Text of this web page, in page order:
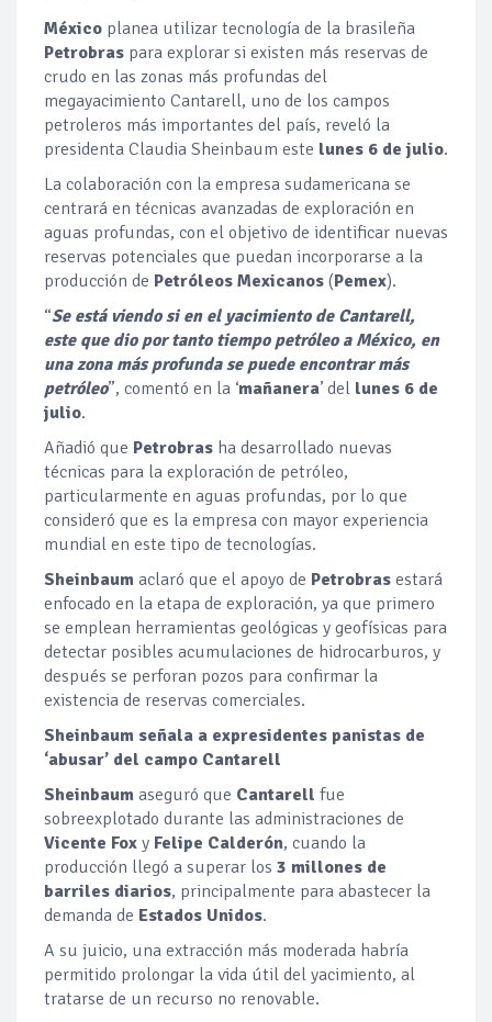
México planea utilizar tecnología de la brasileña
Petrobras para explorar si existen más reservas de
crudo en las zonas más profundas del
megayacimiento Cantarell, uno de los campos
petroleros más importantes del país, reveló la
presidenta Claudia Sheinbaum este lunes 6 de julio.
La colaboración con la empresa sudamericana se
centrará en técnicas avanzadas de exploración en
aguas profundas, con el objetivo de identificar nuevas
reservas potenciales que puedan incorporarse a la
producción de Petróleos Mexicanos (Pemex).
“Se está viendo si en el yacimiento de Cantarell,
este que dio por tanto tiempo petróleo a México, en
una zona más profunda se puede encontrar más
petróleo”, comentó en la ‘mañanera’ del lunes 6 de
julio.
Añadió que Petrobras ha desarrollado nuevas
técnicas para la exploración de petróleo,
particularmente en aguas profundas, por lo que
consideró que es la empresa con mayor experiencia
mundial en este tipo de tecnologías.
Sheinbaum aclaró que el apoyo de Petrobras estará
enfocado en la etapa de exploración, ya que primero
se emplean herramientas geológicas y geofísicas para
detectar posibles acumulaciones de hidrocarburos, y
después se perforan pozos para confirmar la
existencia de reservas comerciales.
Sheinbaum señala a expresidentes panistas de
‘abusar’ del campo Cantarell
Sheinbaum aseguró que Cantarell fue
sobreexplotado durante las administraciones de
Vicente Fox y Felipe Calderón, cuando la
producción llegó a superar los 3 millones de
barriles diarios, principalmente para abastecer la
demanda de Estados Unidos.
A su juicio, una extracción más moderada habría
permitido prolongar la vida útil del yacimiento, al
tratarse de un recurso no renovable.